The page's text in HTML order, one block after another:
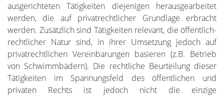
ausgerichteten Tätigkeiten diejenigen herausgearbeitet
werden, die auf privatrechtlicher Grundlage erbracht
werden. Zusätzlich sind Tätigkeiten relevant, die öffentlich-
rechtlicher Natur sind, in ihrer Umsetzung jedoch auf
privatrechtlichen Vereinbarungen basieren (z.B. Betrieb
von Schwimmbädern). Die rechtliche Beurteilung dieser
Tätigkeiten im Spannungsfeld des öffentlichen und
privaten Rechts ist jedoch nicht die einzige